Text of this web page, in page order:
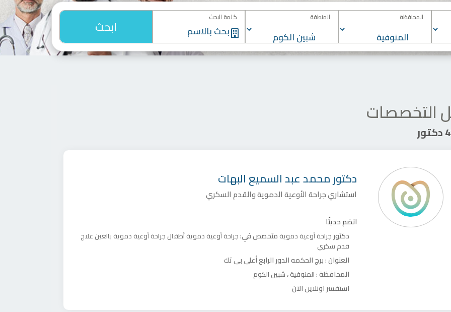
المحافظة المنطقة كلمة البحث ابحث
التخصصات
دكتورمحمد عبد السميع البهات
استشاري جراحة الأوعية الدموية والقدم السكري
انضم حديثًا
دكتور جراحة أوعية دمويةمتخصص في:جراحة أوعية دموية أطفال جراحة أوعية دموية بالغين علاج
قدم سكري
العنوان :برج الحكمه الدور الرابع أعلى بي تك
المحافظة :المنوفية،شبين الكوم
استفسر اونلاين الآن